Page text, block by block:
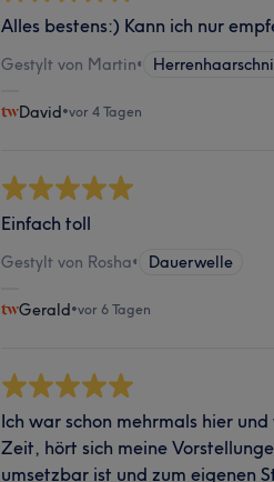
Alles bestens:) Kann ich nur
Gestylt von Martin•
David•vor 4 Tagen
Einfach toll
Gestylt von Rosha• Dauerwelle
Gerald•vor 6 Tagen
Ich war schon mehrmals hier
Zeit, hört sich meine
umsetzbar ist und zum eigenen